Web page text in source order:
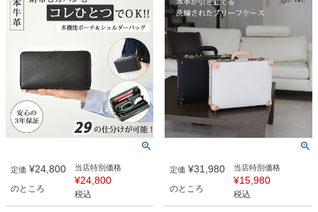
定価 ¥24,800
のところ
当店特別価格
¥24,800
税込
定価 ¥31,980
のところ
当店特別価格
¥15,980
税込